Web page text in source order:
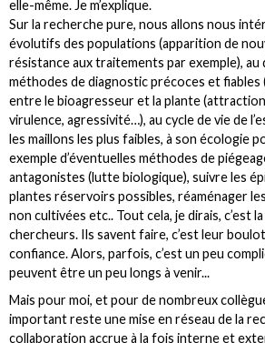
elle-même. Je m’explique.
Sur la recherche pure, nous allons nous
évolutifs des populations (apparition de
résistance aux traitements par exemple),
méthodes de diagnostic précoces et fiables
entre le bioagresseur et la plante
virulence, agressivité…), au cycle de vie de
les maillons les plus faibles, à son écologie
exemple d’éventuelles méthodes de
antagonistes (lutte biologique), suivre les
plantes réservoirs possibles, réaménager
non cultivées etc.. Tout cela, je dirais, c’est
chercheurs. Ils savent faire, c’est leur
confiance. Alors, parfois, c’est un peu
peuvent être un peu longs à venir...
Mais pour moi, et pour de nombreux
important reste une mise en réseau de la
collaboration accrue à la fois interne et